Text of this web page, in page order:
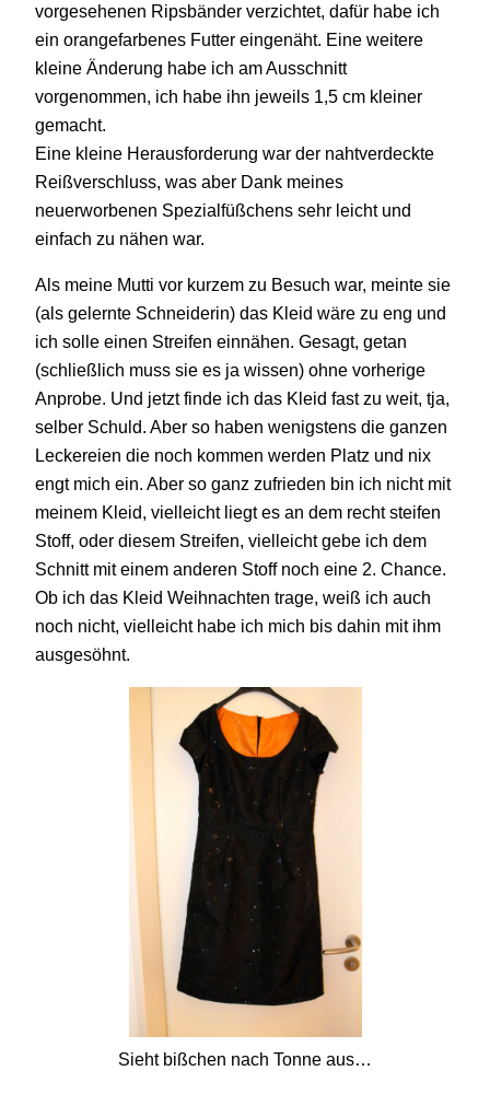
vorgesehenen Ripsbänder verzichtet, dafür habe ich
ein orangefarbenes Futter eingenäht. Eine weitere
kleine Änderung habe ich am Ausschnitt
vorgenommen, ich habe ihn jeweils 1,5 cm kleiner
gemacht.
Eine kleine Herausforderung war der nahtverdeckte
Reißverschluss, was aber Dank meines
neuerworbenen Spezialfüßchens sehr leicht und
einfach zu nähen war.
Als meine Mutti vor kurzem zu Besuch war, meinte sie
(als gelernte Schneiderin) das Kleid wäre zu eng und
ich solle einen Streifen einnähen. Gesagt, getan
(schließlich muss sie es ja wissen) ohne vorherige
Anprobe. Und jetzt finde ich das Kleid fast zu weit, tja,
selber Schuld. Aber so haben wenigstens die ganzen
Leckereien die noch kommen werden Platz und nix
engt mich ein. Aber so ganz zufrieden bin ich nicht mit
meinem Kleid, vielleicht liegt es an dem recht steifen
Stoff, oder diesem Streifen, vielleicht gebe ich dem
Schnitt mit einem anderen Stoff noch eine 2. Chance.
Ob ich das Kleid Weihnachten trage, weiß ich auch
noch nicht, vielleicht habe ich mich bis dahin mit ihm
ausgesöhnt.
Sieht bißchen nach Tonne aus…